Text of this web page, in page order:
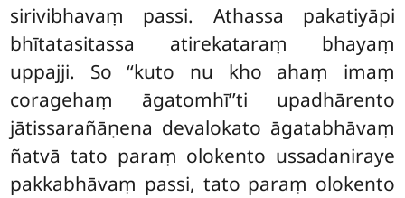
sirivibhavaṃ passi. Athassa pakatiyāpi
bhītatasitassa atirekataraṃ bhayaṃ
uppajji. So ‘‘kuto nu kho ahaṃ imaṃ
coragehaṃ āgatomhī’’ti upadhārento
jātissarañāṇena devalokato āgatabhāvaṃ
ñatvā tato paraṃ olokento ussadaniraye
pakkabhāvaṃ passi, tato paraṃ olokento